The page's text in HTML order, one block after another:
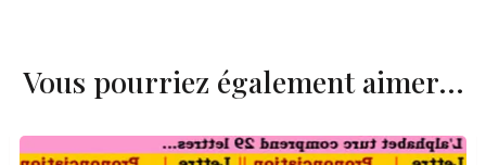
Vous pourriez également aimer...